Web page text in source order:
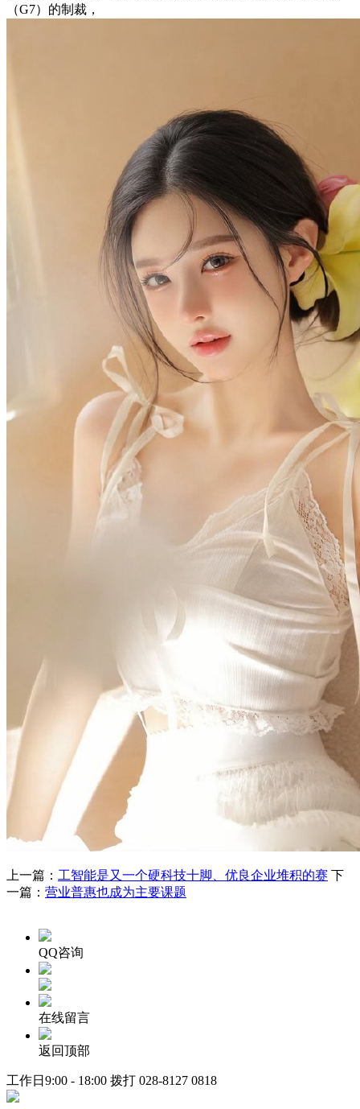
（G7）的制裁，
上一篇： 工智能是又一个硬科技十脚、优良企业堆积的赛 下
一篇： 营业普惠也成为主要课题
QQ咨询
在线留言
返回顶部
工作日9:00 - 18:00 拨打 028-8127 0818